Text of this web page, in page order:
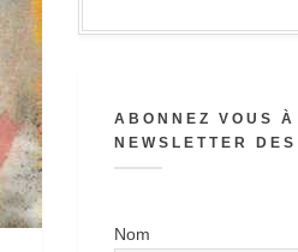
ABONNEZ VOUS
NEWSLETTER
Nom